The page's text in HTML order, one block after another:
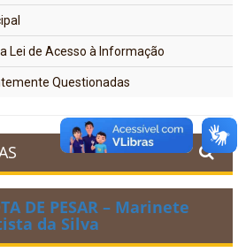
Lei de Acesso à Informação
Questionadas
DE PESAR – Marinete
da Silva